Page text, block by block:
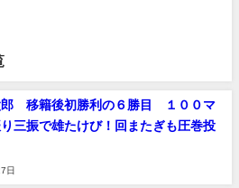
郎 移籍後初勝利の６勝目 １００マ
三振で雄たけび！回またぎも圧巻投
日